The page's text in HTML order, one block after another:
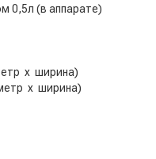
0,5л (в аппарате)
х ширина)
х ширина)